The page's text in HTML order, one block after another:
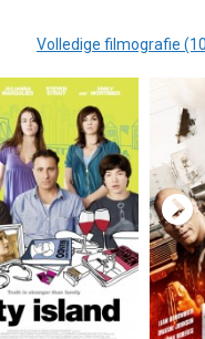
Volledige filmografie